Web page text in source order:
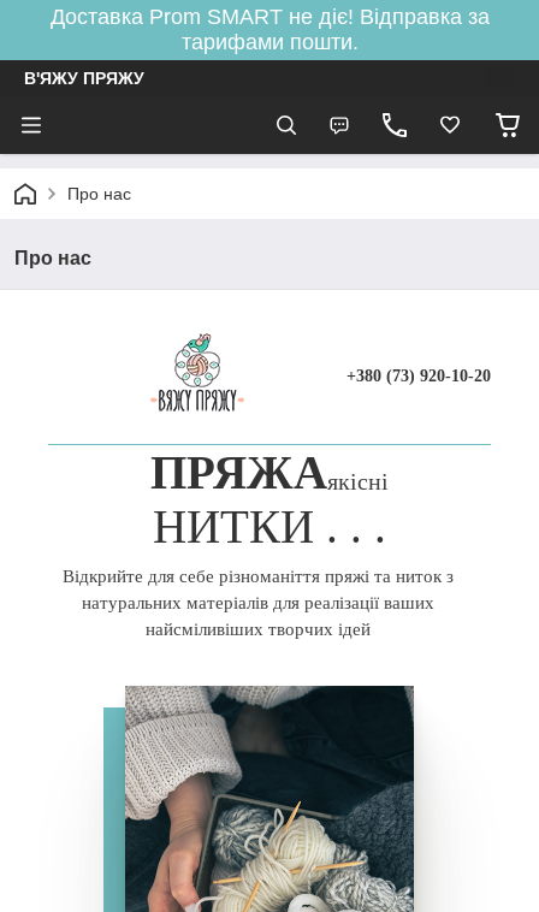
Доставка Prom SMART не діє! Відправка за
тарифами пошти.
В'ЯЖУ ПРЯЖУ
Про нас
Про нас
+380 (73) 920-10-20
ПРЯЖАякісні
НИТКИ . . .
Відкрийте для себе різноманіття пряжі та ниток з
натуральних матеріалів для реалізації ваших
найсміливіших творчих ідей